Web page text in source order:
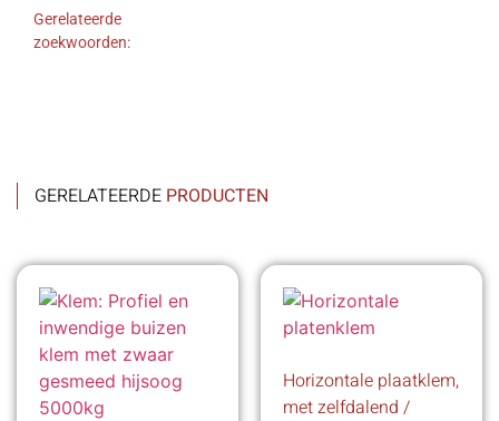
Gerelateerde
zoekwoorden:
GERELATEERDE PRODUCTEN
Horizontale plaatklem,
met zelfdalend /